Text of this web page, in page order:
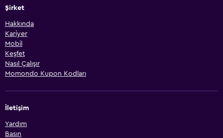
Şirket
Hakkında
Kariyer
Mobil
Keşfet
Nasıl Çalışır
Momondo Kupon Kodları
İletişim
Yardım
Basın